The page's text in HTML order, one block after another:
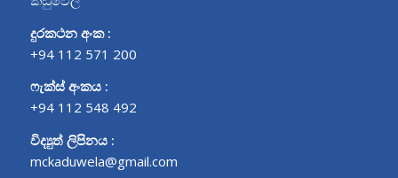
දුරකථන අංක :
+94 112 571 200
ෆැක්ස් අංකය :
+94 112 548 492
විද්‍යුත් ලිපිනය :
mckaduwela@gmail.com